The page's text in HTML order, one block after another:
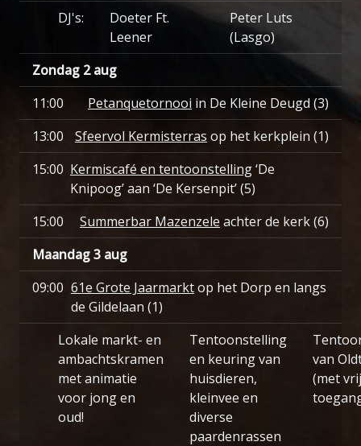
DJ's:
Doeter Ft.
Leener
Peter Luts
(Lasgo)
Zondag 2 aug
11:00
Petanquetornooi in De Kleine Deugd (3)
13:00
Sfeervol Kermisterras op het kerkplein (1)
15:00 Kermiscafé en tentoonstelling‘De
Knipoog’ aan ‘De Kersenpit’ (5)
15:00
Summerbar Mazenzele achter de kerk (6)
Maandag 3 aug
09:00 61e Grote Jaarmarktop het Dorp en langs
de Gildelaan (1)
Lokale markt- en
ambachtskramen
met animatie
voor jong en
oud!
Tentoonstelling
en keuring van
huisdieren,
kleinvee en
diverse
paardenrassen
van
(met